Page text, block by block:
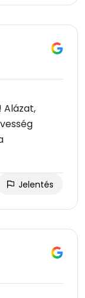
Alázat,
Jelentés